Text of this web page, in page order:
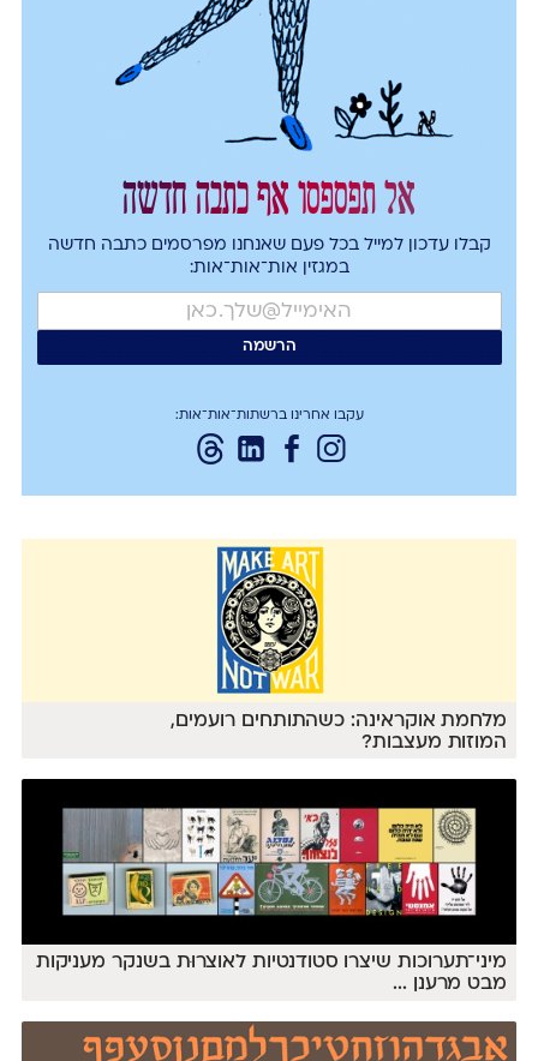
אל תפספסו אף כתבה חדשה
קבלו עדכון למייל בכל פעם שאנחנו מפרסמים כתבה חדשה
במגזין אות־אות־אות:
עקבו אחרינו ברשתות־אות־אות:
מלחמת אוקראינה: כשהתותחים רועמים,
המוזות מעצבות?
מיני־תערוכות שיצרו סטודנטיות לאוצרוּת בשנקר מעניקות
מבט מרענן
...